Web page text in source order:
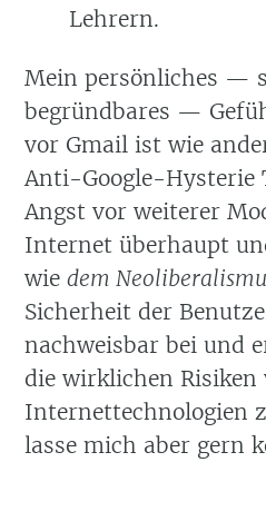
Lehrern.
Mein persönliches —
begründbares —
vor Gmail ist wie
Anti-Google-Hysterie
Angst vor weiterer
Internet überhaupt
wiedem
Sicherheit der
nachweisbar bei und
die wirklichen Risiken
Internettechnologien
lasse mich aber gern